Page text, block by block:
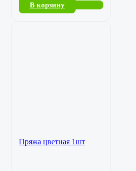
В корзину
Пряжа цветная 1шт